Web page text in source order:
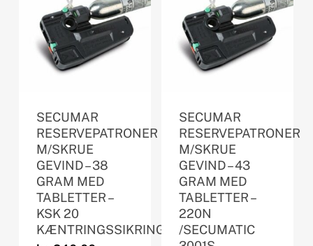
SECUMAR
RESERVEPATRONER
M/SKRUE
GEVIND – 38
GRAM MED
TABLETTER –
KSK 20
KÆNTRINGSSIKRING
SECUMAR
RESERVEPATRONER
M/SKRUE
GEVIND – 43
GRAM MED
TABLETTER –
220N
/SECUMATIC